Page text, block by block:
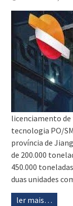
licenciamento de
tecnologia PO/
província de
de 200.000
450.000
duas unidades
ler mais…